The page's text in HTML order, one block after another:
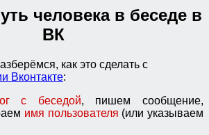
человека в беседе в
ВК
как это сделать с
Вконтакте:
с беседой, пишем сообщение,
имя пользователя (или указываем